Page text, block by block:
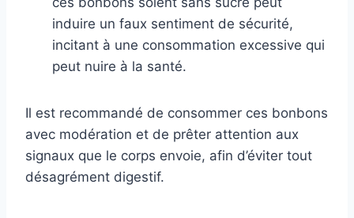
induire un faux sentiment de sécurité,
incitant à une consommation excessive qui
peut nuire à la santé.
Il est recommandé de consommer ces bonbons
avec modération et de prêter attention aux
signaux que le corps envoie, afin d’éviter tout
désagrément digestif.